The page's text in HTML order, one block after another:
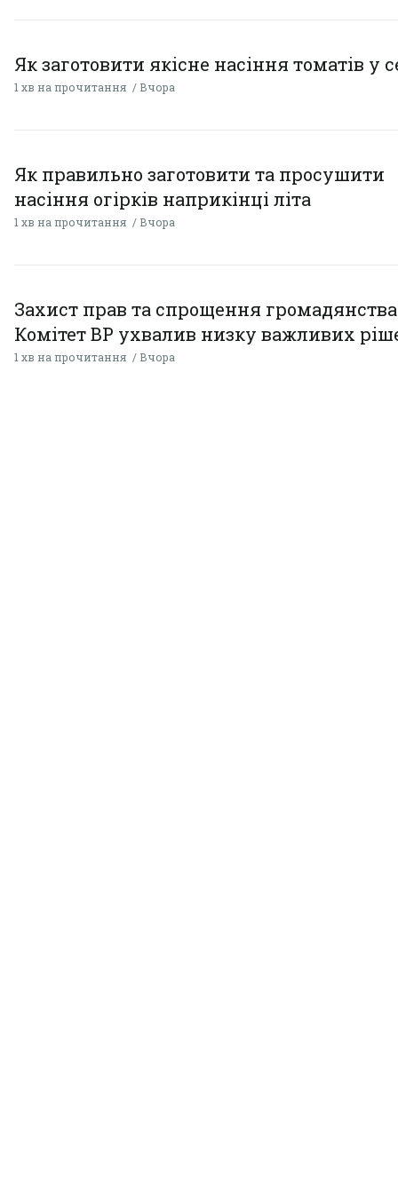
Як заготовити якісне насіння томатів у
1 хв на прочитання Вчора
Як правильно заготовити та просушити
насіння огірків наприкінці літа
1 хв на прочитання Вчора
Захист прав та спрощення
Комітет ВР ухвалив низку важливих
1 хв на прочитання Вчора